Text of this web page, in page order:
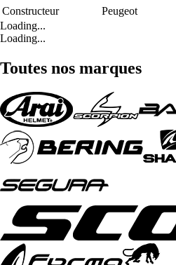
Constructeur
Peugeot
Loading...
Loading...
Toutes nos marques